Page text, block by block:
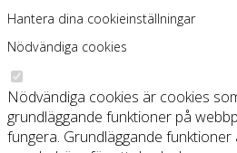
Hantera dina cookieinställningar
Nödvändiga cookies
Nödvändiga cookies är cookies
grundläggande funktioner på
fungera. Grundläggande